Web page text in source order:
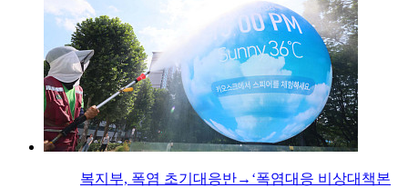
복지부, 폭염 초기대응반→‘폭염대응 비상대책본